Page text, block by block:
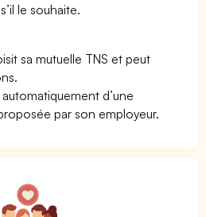
le souhaite.
sa mutuelle TNS et peut
d’une
par son employeur.